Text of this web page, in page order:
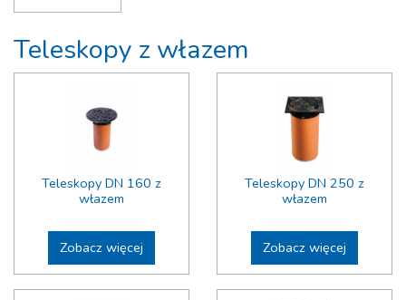
Teleskopy z włazem
Teleskopy DN 160 z
włazem
Zobacz więcej
Teleskopy DN 250 z
włazem
Zobacz więcej